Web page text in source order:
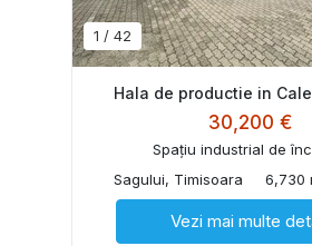
1 / 42
Hala de productie in
30,200 €
Spațiu industrial de
Sagului, Timisoara
6,730
Vezi mai multe